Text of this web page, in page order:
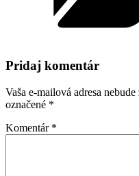
Pridaj komentár
Vaša e-mailová adresa nebude
označené *
Komentár *